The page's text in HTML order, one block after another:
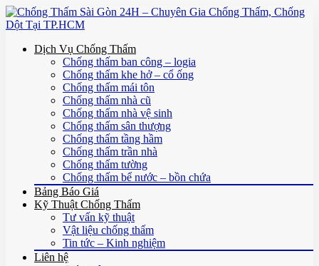
Dịch Vụ Chống Thấm
Chống thấm ban công – logia
Chống thấm khe hở – cổ ống
Chống thấm mái tôn
Chống thấm nhà cũ
Chống thấm nhà vệ sinh
Chống thấm sân thượng
Chống thấm tầng hầm
Chống thấm trần nhà
Chống thấm tường
Chống thấm bể nước – bồn chứa
Bảng Báo Giá
Kỹ Thuật Chống Thấm
Tư vấn kỹ thuật
Vật liệu chống thấm
Tin tức – Kinh nghiệm
Liên hệ